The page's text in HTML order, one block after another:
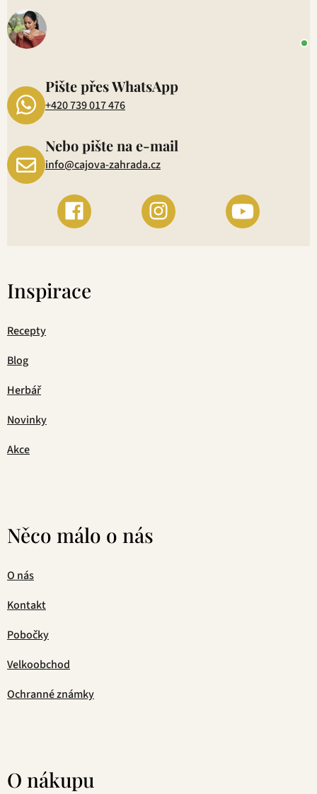
Pište přes WhatsApp
+420 739 017 476
Nebo pište na e-mail
info@cajova-zahrada.cz
Inspirace
Recepty
Blog
Herbář
Novinky
Akce
Něco málo o nás
O nás
Kontakt
Pobočky
Velkoobchod
Ochranné známky
O nákupu